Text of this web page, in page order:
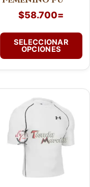
$58.700=
SELECCIONAR
OPCIONES
en
producto
producto
tiene
múltiples
variantes.
opciones